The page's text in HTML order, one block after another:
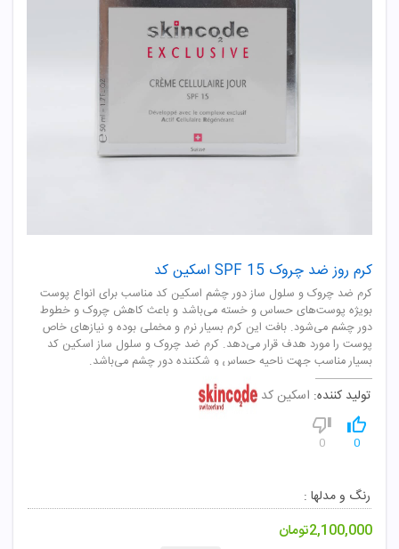
کرم روز ضد چروک SPF 15 اسکین کد
کرم ضد چروک و سلول ساز دور چشم اسکین کد مناسب برای انواع پوست
بویژه پوست‌های حساس و خسته می‌باشد و باعث کاهش چروک و خطوط
دور چشم می‌شود. بافت این کرم بسیار نرم و مخملی بوده و نیازهای خاص
پوست را مورد هدف قرار می‌دهد. کرم ضد چروک و سلول ساز اسکین کد
بسیار مناسب جهت ناحیه حساس و شکننده دور چشم می‌باشد.
تولید کننده: اسکین کد
0
0
رنگ و مدلها :
2,100,000تومان